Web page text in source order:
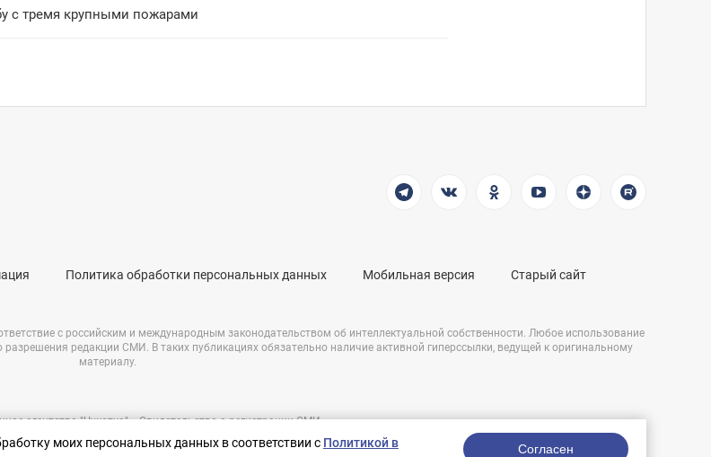
моих персональных данных в соответствии с Политикой в
Согласен
с тремя крупными пожарами
Политика обработки персональных данных Мобильная версия Старый сайт
с российским и международным законодательством об интеллектуальной собственности. Любое использование
редакции СМИ. В таких публикациях обязательно наличие активной гиперссылки, ведущей к оригинальному
материалу.
агентство "Чукотка"». Свидетельство о регистрации СМИ
г. Выдано Федеральной службой по надзору в сфере связи,
технологий и массовых коммуникаций.
nologostudio.ru.